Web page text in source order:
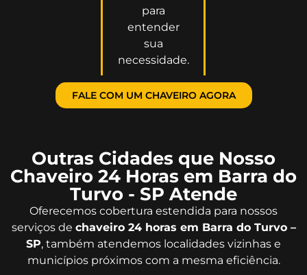
para
entender
sua
necessidade.
FALE COM UM CHAVEIRO AGORA
Outras Cidades que Nosso
Chaveiro 24 Horas em Barra do
Turvo - SP Atende
Oferecemos cobertura estendida para nossos
serviços de chaveiro 24 horas em Barra do Turvo –
SP, também atendemos localidades vizinhas e
municípios próximos com a mesma eficiência.